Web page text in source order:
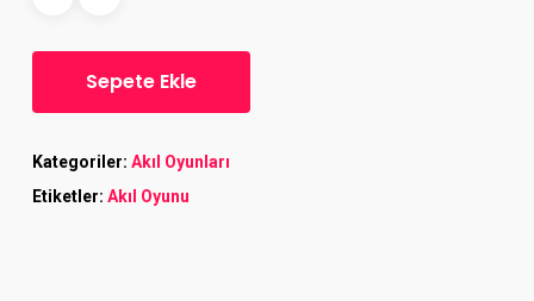
Sepete Ekle
Kategoriler: Akıl Oyunları
Etiketler: Akıl Oyunu